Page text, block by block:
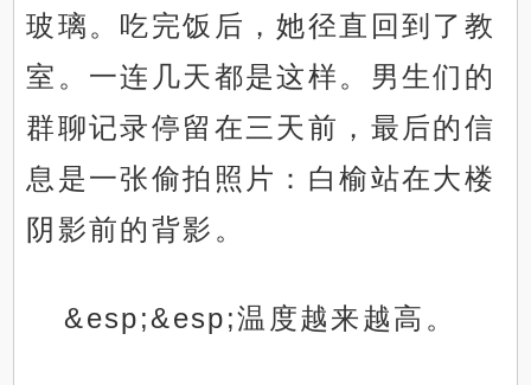
玻璃。吃完饭后，她径直回到了教
室。一连几天都是这样。男生们的
群聊记录停留在三天前，最后的信
息是一张偷拍照片：白榆站在大楼
阴影前的背影。
&esp;&esp;温度越来越高。